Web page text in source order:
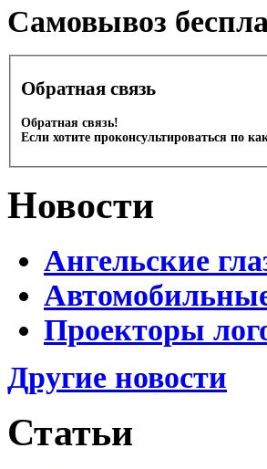
Cамовывоз
Обратная связь
Обратная связь!
Если хотите проконсультироваться по
Новости
Ангельские
Проекторы
Другие новости
Статьи